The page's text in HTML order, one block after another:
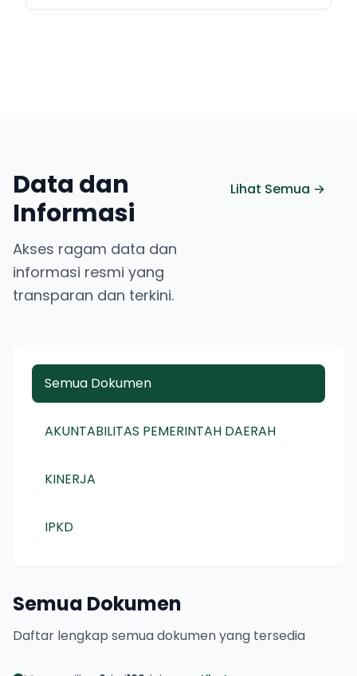
Data dan
Informasi
Akses ragam data dan
informasi resmi yang
transparan dan terkini.
Lihat Semua →
Semua Dokumen
AKUNTABILITAS PEMERINTAH DAERAH
KINERJA
IPKD
Semua Dokumen
Daftar lengkap semua dokumen yang tersedia